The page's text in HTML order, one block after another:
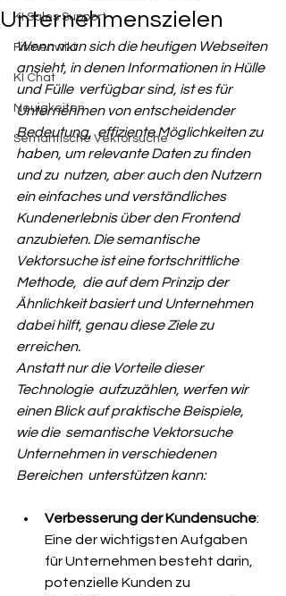
KI Sales Support
Firmenwiki
KI Chat
Neuigkeiten
Semantische Vektorsuche
Unternehmenszielen
Wenn man sich die heutigen Webseiten
ansieht, in denen Informationen in Hülle
und Fülle  verfügbar sind, ist es für
Unternehmen von entscheidender
Bedeutung,  effiziente Möglichkeiten zu
haben, um relevante Daten zu finden
und zu  nutzen, aber auch den Nutzern
ein einfaches und verständliches
Kundenerlebnis über den Frontend
anzubieten. Die semantische
Vektorsuche ist eine fortschrittliche
Methode,  die auf dem Prinzip der
Ähnlichkeit basiert und Unternehmen
dabei hilft, genau diese Ziele zu
erreichen.
Anstatt nur die Vorteile dieser
Technologie  aufzuzählen, werfen wir
einen Blick auf praktische Beispiele,
wie die  semantische Vektorsuche
Unternehmen in verschiedenen
Bereichen  unterstützen kann:
Verbesserung der Kundensuche:
Eine der wichtigsten Aufgaben
für Unternehmen besteht darin,
potenzielle Kunden zu